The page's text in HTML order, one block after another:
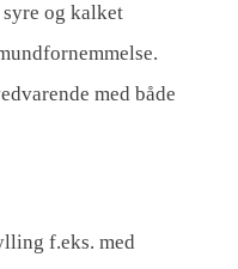
og kalket
med både
f.eks. med